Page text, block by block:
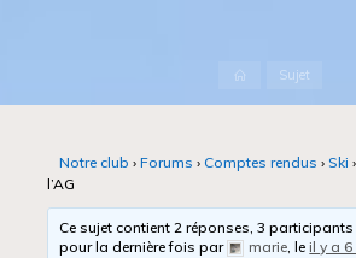
AccueilSujet
Notre club › Forums › Comptes rendus › Ski ›
l’AG
Ce sujet contient 2 réponses, 3
pour la dernière fois par
marie, leil y a